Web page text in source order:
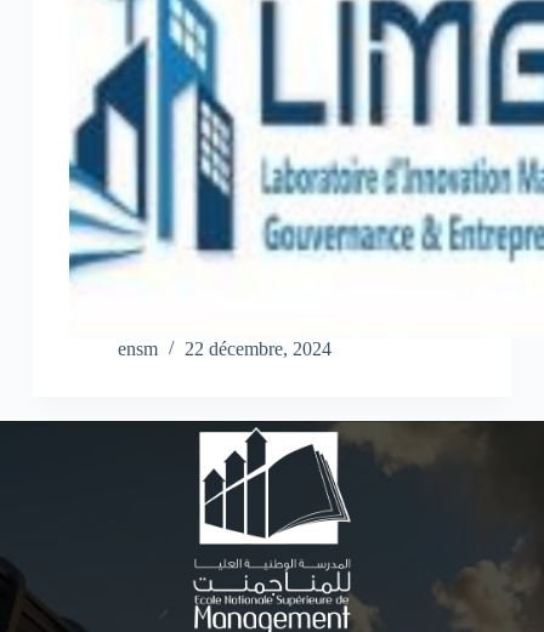
ensm 22 décembre, 2024